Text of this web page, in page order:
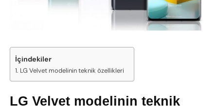
İçindekiler
LG Velvet modelinin teknik özellikleri
LG Velvet modelinin teknik